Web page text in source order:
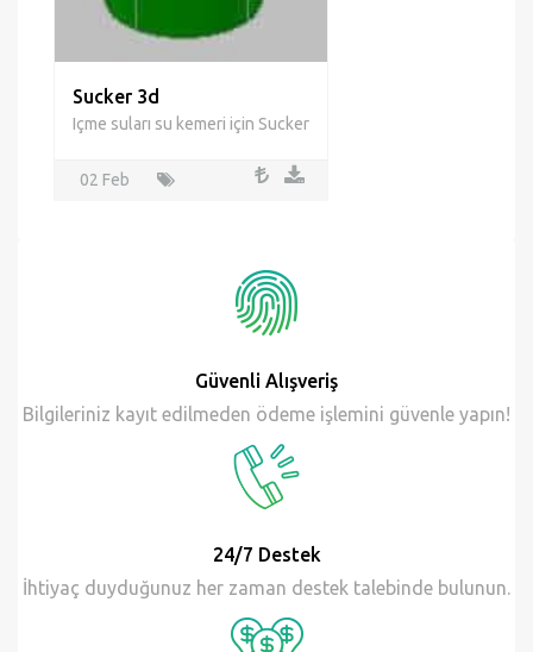
Sucker 3d
Içme suları su kemeri için Sucker
02 Feb
Güvenli Alışveriş
Bilgileriniz kayıt edilmeden ödeme işlemini güvenle yapın!
24/7 Destek
İhtiyaç duyduğunuz her zaman destek talebinde bulunun.